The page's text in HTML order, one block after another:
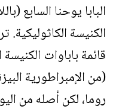
قائمة باباوات
(من الإمبراطورية
روما، لكن أصله من